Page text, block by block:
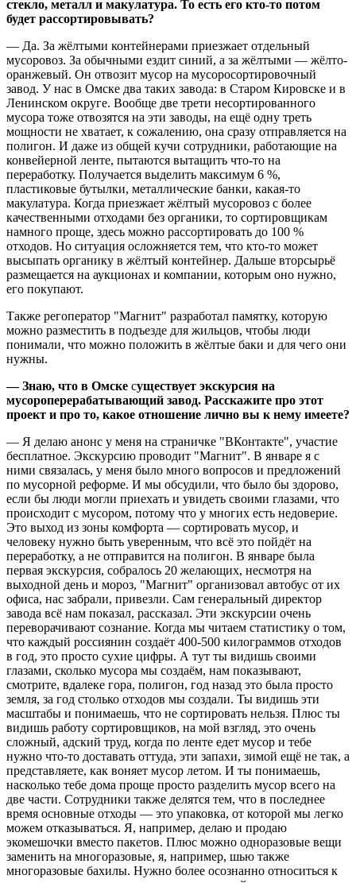
стекло, металл и макулатура. То есть его кто-то потом
будет рассортировывать?
— Да. За жёлтыми контейнерами приезжает отдельный
мусоровоз. За обычными ездит синий, а за жёлтыми — жёлто-
оранжевый. Он отвозит мусор на мусоросортировочный
завод. У нас в Омске два таких завода: в Старом Кировске и в
Ленинском округе. Вообще две трети несортированного
мусора тоже отвозятся на эти заводы, на ещё одну треть
мощности не хватает, к сожалению, она сразу отправляется на
полигон. И даже из общей кучи сотрудники, работающие на
конвейерной ленте, пытаются вытащить что-то на
переработку. Получается выделить максимум 6 %,
пластиковые бутылки, металлические банки, какая-то
макулатура. Когда приезжает жёлтый мусоровоз с более
качественными отходами без органики, то сортировщикам
намного проще, здесь можно рассортировать до 100 %
отходов. Но ситуация осложняется тем, что кто-то может
высыпать органику в жёлтый контейнер. Дальше вторсырьё
размещается на аукционах и компании, которым оно нужно,
его покупают.
Также регоператор "Магнит" разработал памятку, которую
можно разместить в подъезде для жильцов, чтобы люди
понимали, что можно положить в жёлтые баки и для чего они
нужны.
— Знаю, что в Омске существует экскурсия на
мусороперерабатывающий завод. Расскажите про этот
проект и про то, какое отношение лично вы к нему имеете?
— Я делаю анонс у меня на страничке "ВКонтакте", участие
бесплатное. Экскурсию проводит "Магнит". В январе я с
ними связалась, у меня было много вопросов и предложений
по мусорной реформе. И мы обсудили, что было бы здорово,
если бы люди могли приехать и увидеть своими глазами, что
происходит с мусором, потому что у многих есть недоверие.
Это выход из зоны комфорта — сортировать мусор, и
человеку нужно быть уверенным, что всё это пойдёт на
переработку, а не отправится на полигон. В январе была
первая экскурсия, собралось 20 желающих, несмотря на
выходной день и мороз, "Магнит" организовал автобус от их
офиса, нас забрали, привезли. Сам генеральный директор
завода всё нам показал, рассказал. Эти экскурсии очень
переворачивают сознание. Когда мы читаем статистику о том,
что каждый россиянин создаёт 400-500 килограммов отходов
в год, это просто сухие цифры. А тут ты видишь своими
глазами, сколько мусора мы создаём, нам показывают,
смотрите, вдалеке гора, полигон, год назад это была просто
земля, за год столько отходов мы создали. Ты видишь эти
масштабы и понимаешь, что не сортировать нельзя. Плюс ты
видишь работу сортировщиков, на мой взгляд, это очень
сложный, адский труд, когда по ленте едет мусор и тебе
нужно что-то доставать оттуда, эти запахи, зимой ещё не так, а
представляете, как воняет мусор летом. И ты понимаешь,
насколько тебе дома проще просто разделить мусор всего на
две части. Сотрудники также делятся тем, что в последнее
время основные отходы — это упаковка, от которой мы легко
можем отказываться. Я, например, делаю и продаю
экомешочки вместо пакетов. Плюс можно одноразовые вещи
заменить на многоразовые, я, например, шью также
многоразовые бахилы. Нужно более осознанно относиться к